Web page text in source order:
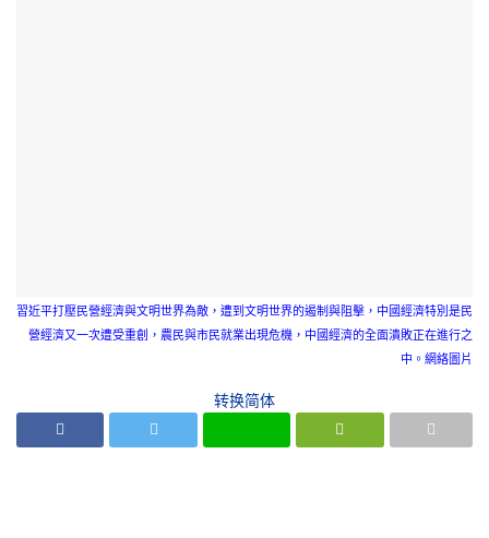
習近平打壓民營經濟與文明世界為敵，遭到文明世界的遏制與阻擊，中國經濟特別是民
營經濟又一次遭受重創，農民與市民就業出現危機，中國經濟的全面潰敗正在進行之
中。網絡圖片
转换简体